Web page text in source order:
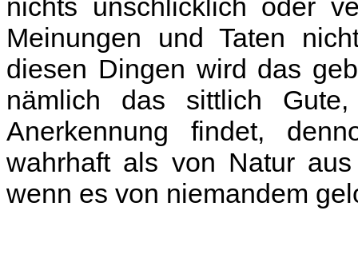
nichts unschlicklich oder
Meinungen und Taten
diesen Dingen wird das
nämlich das sittlich
Anerkennung findet,
wahrhaft als von Natur
wenn es von niemandem